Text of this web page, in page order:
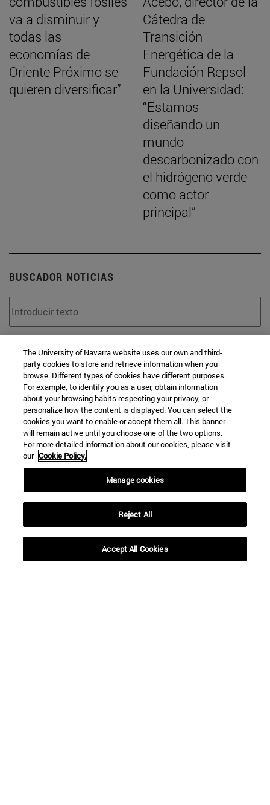
va a disminuir y
todas las
economías de
Oriente Próximo se
quieren diversificar”
Cátedra de
Transición
Energética de la
Fundación Repsol
en la Universidad:
“Estamos
diseñando un
mundo
descarbonizado con
el hidrógeno verde
como actor
principal”
BUSCADOR NOTICIAS
Desde
Hasta
BUSCAR
The University of Navarra website uses our own and third-
party cookies to store and retrieve information when you
browse. Different types of cookies have different purposes.
For example, to identify you as a user, obtain information
about your browsing habits respecting your privacy, or
personalize how the content is displayed. You can select the
cookies you want to enable or accept them all. This banner
will remain active until you choose one of the two options.
For more detailed information about our cookies, please visit
our Cookie Policy.
Manage cookies
Reject All
Accept All Cookies